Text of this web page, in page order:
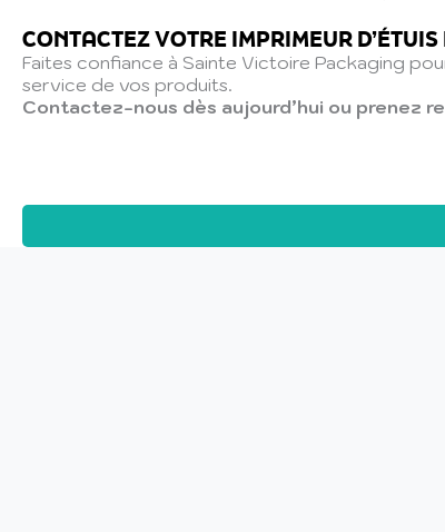
CONTACTEZ VOTRE IMPRIMEUR
Faites confiance à Sainte Victoire Packaging
service de vos produits.
Contactez-nous dès aujourd’hui ou prenez